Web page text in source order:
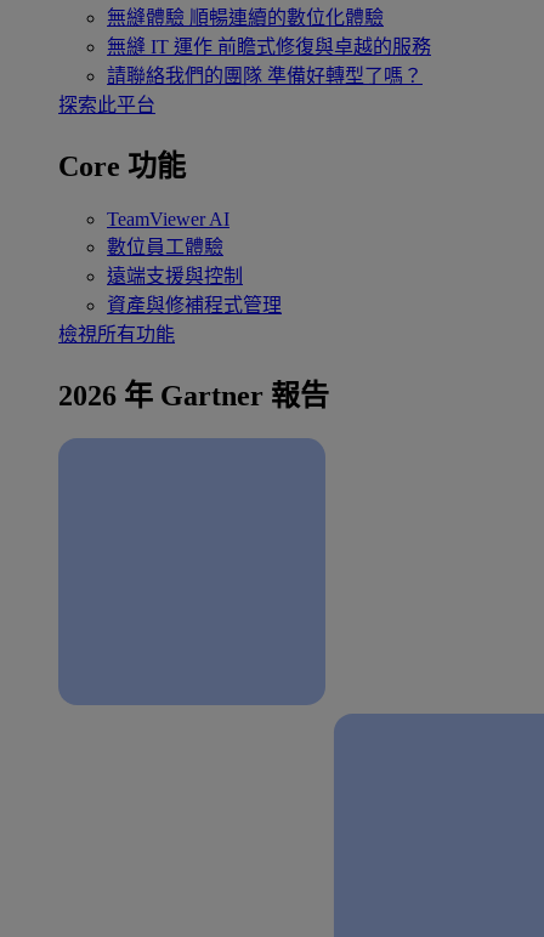
無縫體驗 順暢連續的數位化體驗
無縫 IT 運作 前瞻式修復與卓越的服務
請聯絡我們的團隊 準備好轉型了嗎？
探索此平台
Core 功能
TeamViewer AI
數位員工體驗
遠端支援與控制
資產與修補程式管理
檢視所有功能
2026 年 Gartner 報告